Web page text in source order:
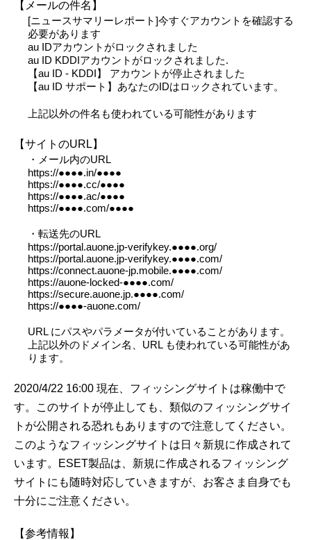
【メールの件名】
[ニュースサマリーレポート]今すぐアカウントを確認する
必要があります
au IDアカウントがロックされました
au ID KDDIアカウントがロックされました.
【au ID - KDDI】 アカウントが停止されました
【au ID サポート】あなたのIDはロックされています。
上記以外の件名も使われている可能性があります
【サイトのURL】
・メール内のURL
https://●●●●.in/●●●●
https://●●●●.cc/●●●●
https://●●●●.ac/●●●●
https://●●●●.com/●●●●
・転送先のURL
https://portal.auone.jp-verifykey.●●●●.org/
https://portal.auone.jp-verifykey.●●●●.com/
https://connect.auone-jp.mobile.●●●●.com/
https://auone-locked-●●●●.com/
https://secure.auone.jp.●●●●.com/
https://●●●●-auone.com/
URL にパスやパラメータが付いていることがあります。
上記以外のドメイン名、URL も使われている可能性があ
ります。
2020/4/22 16:00 現在、フィッシングサイトは稼働中で
す。このサイトが停止しても、類似のフィッシングサイ
トが公開される恐れもありますので注意してください。
このようなフィッシングサイトは日々新規に作成されて
います。ESET製品は、新規に作成されるフィッシング
サイトにも随時対応していきますが、お客さま自身でも
十分にご注意ください。
【参考情報】